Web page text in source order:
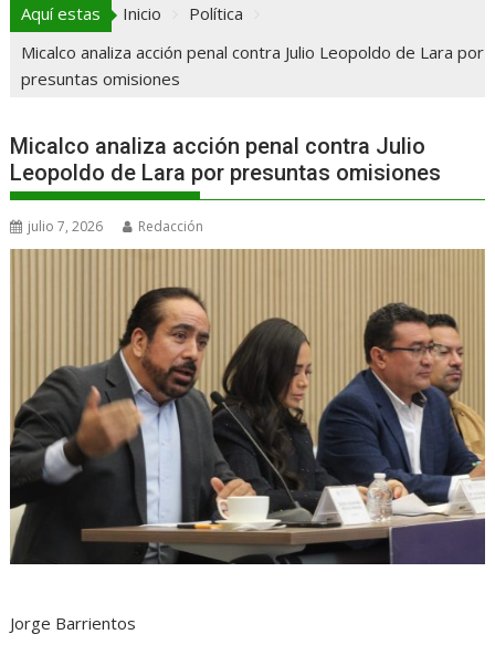
Aquí estas Inicio
Política
Micalco analiza acción penal contra Julio Leopoldo de Lara por
presuntas omisiones
Micalco analiza acción penal contra Julio
Leopoldo de Lara por presuntas omisiones
julio 7, 2026 Redacción
Jorge Barrientos